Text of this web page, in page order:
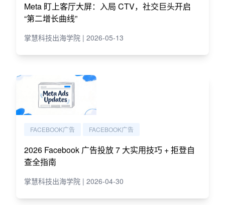
Meta 盯上客厅大屏：入局 CTV，社交巨头开启
“第二增长曲线”
掌慧科技出海学院 | 2026-05-13
FACEBOOK广告 FACEBOOK广告
2026 Facebook 广告投放 7 大实用技巧 + 拒登自
查全指南
掌慧科技出海学院 | 2026-04-30